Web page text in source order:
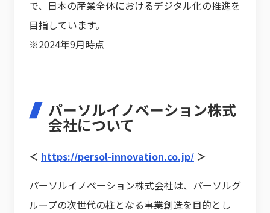
で、日本の産業全体におけるデジタル化の推進を
目指しています。
※2024年9月時点
パーソルイノベーション株式
会社について
＜ https://persol-innovation.co.jp/ ＞
パーソルイノベーション株式会社は、パーソルグ
ループの次世代の柱となる事業創造を目的とし